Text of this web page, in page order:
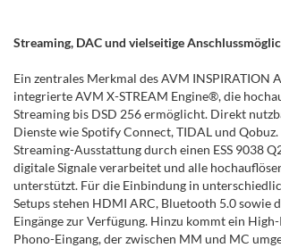
Streaming, DAC und vielseitige
Ein zentrales Merkmal des AVM INSPIRATION
integrierte AVM X-STREAM Engine®, die
Streaming bis DSD 256 ermöglicht. Direkt
Dienste wie Spotify Connect, TIDAL und
Streaming-Ausstattung durch einen ESS 9038
digitale Signale verarbeitet und alle
unterstützt. Für die Einbindung in
Setups stehen HDMI ARC, Bluetooth 5.0 sowie
Eingänge zur Verfügung. Hinzu kommt ein
Phono-Eingang, der zwischen MM und MC